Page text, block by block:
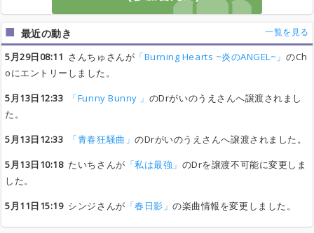
最近の動き 一覧を見る
5月29日08:11 さんちゅさんが 「Burning Hearts ~炎のANGEL~」のCh
oにエントリーしました。
5月13日12:33
「Funny Bunny 」 のDrがいのうえさんへ譲渡されまし
た。
5月13日12:33
「青春狂騒曲」のDrがいのうえさんへ譲渡されました。
5月13日10:18たいちさんが 「私は最強」 のDrを譲渡不可能に変更しま
した。
5月11日15:19シンジさんが 「春日影」の楽曲情報を変更しました。